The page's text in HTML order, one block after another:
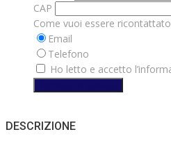
CAP
Come vuoi essere
Email
Telefono
Ho letto e accetto
DESCRIZIONE